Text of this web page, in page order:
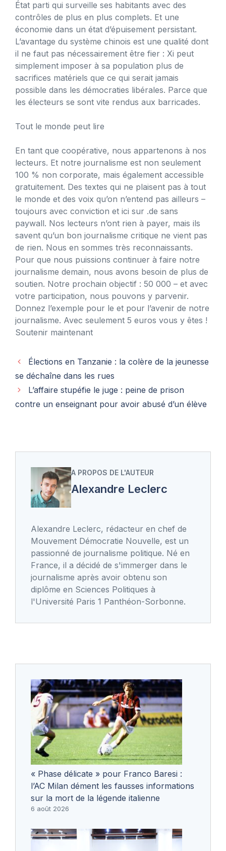
État parti qui surveille ses habitants avec des
contrôles de plus en plus complets. Et une
économie dans un état d’épuisement persistant.
L’avantage du système chinois est une qualité dont
il ne faut pas nécessairement être fier : Xi peut
simplement imposer à sa population plus de
sacrifices matériels que ce qui serait jamais
possible dans les démocraties libérales. Parce que
les électeurs se sont vite rendus aux barricades.
Tout le monde peut lire
En tant que coopérative, nous appartenons à nos
lecteurs. Et notre journalisme est non seulement
100 % non corporate, mais également accessible
gratuitement. Des textes qui ne plaisent pas à tout
le monde et des voix qu’on n’entend pas ailleurs –
toujours avec conviction et ici sur .de sans
paywall. Nos lecteurs n’ont rien à payer, mais ils
savent qu’un bon journalisme critique ne vient pas
de rien. Nous en sommes très reconnaissants.
Pour que nous puissions continuer à faire notre
journalisme demain, nous avons besoin de plus de
soutien. Notre prochain objectif : 50 000 – et avec
votre participation, nous pouvons y parvenir.
Donnez l’exemple pour le et pour l’avenir de notre
journalisme. Avec seulement 5 euros vous y êtes !
Soutenir maintenant
Élections en Tanzanie : la colère de la jeunesse
se déchaîne dans les rues
L’affaire stupéfie le juge : peine de prison
contre un enseignant pour avoir abusé d’un élève
A PROPOS DE L'AUTEUR
Alexandre Leclerc
Alexandre Leclerc, rédacteur en chef de
Mouvement Démocratie Nouvelle, est un
passionné de journalisme politique. Né en
France, il a décidé de s'immerger dans le
journalisme après avoir obtenu son
diplôme en Sciences Politiques à
l'Université Paris 1 Panthéon-Sorbonne.
« Phase délicate » pour Franco Baresi :
l’AC Milan dément les fausses informations
sur la mort de la légende italienne
6 août 2026